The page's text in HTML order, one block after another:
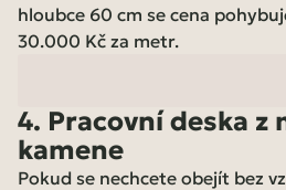
hloubce 60 cm se cena
30.000 Kč za metr.
4. Pracovní deska z
kamene
Pokud se nechcete obejít bez